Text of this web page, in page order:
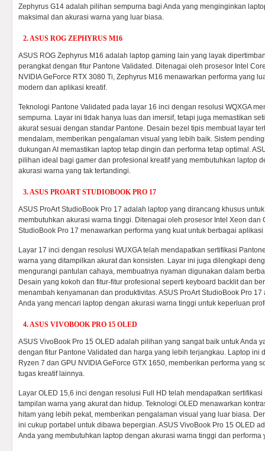
Zephyrus G14 adalah pilihan sempurna bagi Anda yang menginginkan
maksimal dan akurasi warna yang luar biasa.
2. ASUS ROG ZEPHYRUS M16
ASUS ROG Zephyrus M16 adalah laptop gaming lain yang layak
perangkat dengan fitur Pantone Validated. Ditenagai oleh prosesor Intel
NVIDIA GeForce RTX 3080 Ti, Zephyrus M16 menawarkan performa yang
modern dan aplikasi kreatif.
Teknologi Pantone Validated pada layar 16 inci dengan resolusi WQXGA
sempurna. Layar ini tidak hanya luas dan imersif, tetapi juga memastikan
akurat sesuai dengan standar Pantone. Desain bezel tipis membuat layar
mendalam, memberikan pengalaman visual yang lebih baik. Sistem
dukungan AI memastikan laptop tetap dingin dan performa tetap optimal.
pilihan ideal bagi gamer dan profesional kreatif yang membutuhkan laptop
akurasi warna yang tak tertandingi.
3. ASUS PROART STUDIOBOOK PRO 17
ASUS ProArt StudioBook Pro 17 adalah laptop yang dirancang khusus
membutuhkan akurasi warna tinggi. Ditenagai oleh prosesor Intel Xeon dan
StudioBook Pro 17 menawarkan performa yang kuat untuk berbagai
Layar 17 inci dengan resolusi WUXGA telah mendapatkan sertifikasi
warna yang ditampilkan akurat dan konsisten. Layar ini juga dilengkapi
mengurangi pantulan cahaya, membuatnya nyaman digunakan dalam
Desain yang kokoh dan fitur-fitur profesional seperti keyboard backlit dan
menambah kenyamanan dan produktivitas. ASUS ProArt StudioBook Pro
Anda yang mencari laptop dengan akurasi warna tinggi untuk keperluan
4. ASUS VIVOBOOK PRO 15 OLED
ASUS VivoBook Pro 15 OLED adalah pilihan yang sangat baik untuk Anda
dengan fitur Pantone Validated dan harga yang lebih terjangkau. Laptop ini
Ryzen 7 dan GPU NVIDIA GeForce GTX 1650, memberikan performa yang
tugas kreatif lainnya.
Layar OLED 15,6 inci dengan resolusi Full HD telah mendapatkan
tampilan warna yang akurat dan hidup. Teknologi OLED menawarkan
hitam yang lebih pekat, memberikan pengalaman visual yang luar biasa.
ini cukup portabel untuk dibawa bepergian. ASUS VivoBook Pro 15 OLED
Anda yang membutuhkan laptop dengan akurasi warna tinggi dan performa